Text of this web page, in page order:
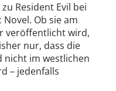
Resident Evil bei
Ob sie am
veröffentlicht wird,
nur, dass die
nicht im westlichen
– jedenfalls